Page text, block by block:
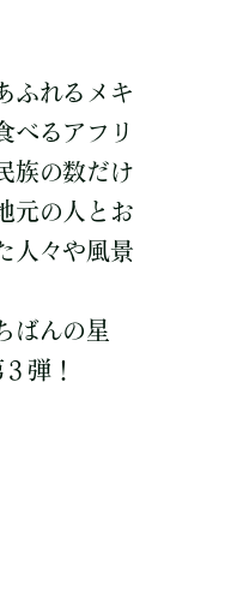
ふれるメキ
べるアフリ
族の数だけ
元の人とお
人々や風景
ばんの星
弾！